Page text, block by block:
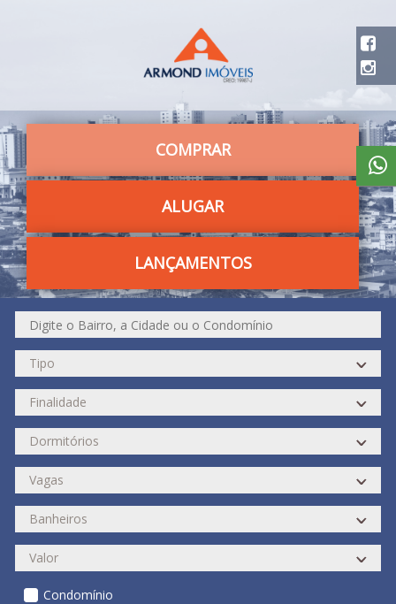
COMPRAR
ALUGAR
LANÇAMENTOS
Condomínio